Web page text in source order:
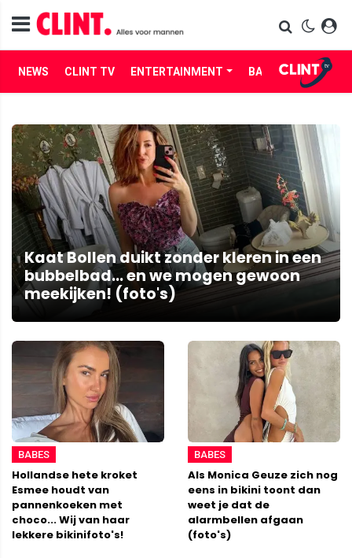
NEWS CLINT TV ENTERTAINMENT BABES LIFE
Kaat Bollen duikt zonder kleren in een
bubbelbad... en we mogen gewoon
meekijken! (foto's)
BABES
Hollandse hete kroket
Esmee houdt van
pannenkoeken met
choco... Wij van haar
lekkere bikinifoto's!
BABES
Als Monica Geuze zich nog
eens in bikini toont dan
weet je dat de
alarmbellen afgaan
(foto's)